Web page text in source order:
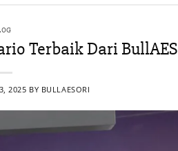
Terbaik Dari BullAES
2025 BY BULLAESORI